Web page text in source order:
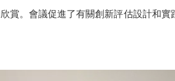
賞。會議促進了有關創新評估設計和